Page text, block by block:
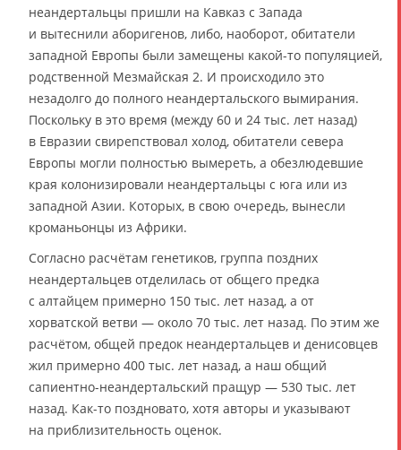
неандертальцы пришли на Кавказ с Запада
и вытеснили аборигенов, либо, наоборот, обитатели
западной Европы были замещены какой-то популяцией,
родственной Мезмайская 2. И происходило это
незадолго до полного неандертальского вымирания.
Поскольку в это время (между 60 и 24 тыс. лет назад)
в Евразии свирепствовал холод, обитатели севера
Европы могли полностью вымереть, а обезлюдевшие
края колонизировали неандертальцы с юга или из
западной Азии. Которых, в свою очередь, вынесли
кроманьонцы из Африки.
Согласно расчётам генетиков, группа поздних
неандертальцев отделилась от общего предка
с алтайцем примерно 150 тыс. лет назад, а от
хорватской ветви — около 70 тыс. лет назад. По этим же
расчётом, общей предок неандертальцев и денисовцев
жил примерно 400 тыс. лет назад, а наш общий
сапиентно-неандертальский пращур — 530 тыс. лет
назад. Как-то поздновато, хотя авторы и указывают
на приблизительность оценок.